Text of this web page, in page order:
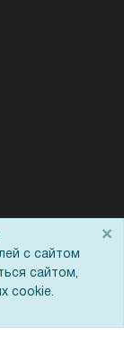
с сайтом
сайтом,
cookie.
×